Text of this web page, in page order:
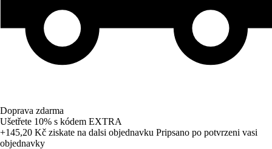
Doprava zdarma
Ušetřete 10% s kódem EXTRA
+145,20 Kč ziskate na dalsi objednavku Pripsano po potvrzeni vasi
objednavky